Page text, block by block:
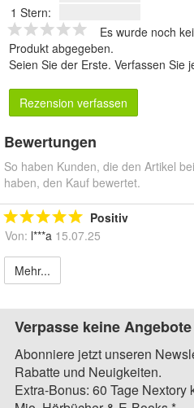
1 Stern:
Es wurde noch
Produkt abgegeben.
Seien Sie der Erste. Verfassen Sie
Rezension verfassen
Bewertungen
So haben Kunden, die den Artikel
haben, den Kauf bewertet.
Positiv
Von: l***a 15.07.25
Mehr...
Verpasse keine
Abonniere jetzt unseren
Rabatte und Neuigkeiten.
Extra-Bonus: 60 Tage